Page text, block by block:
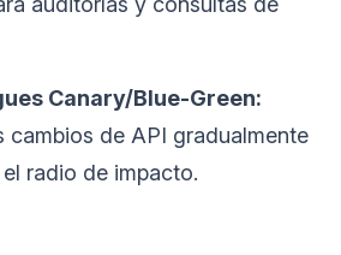
Canary/Blue-Green:
cambios de API gradualmente
radio de impacto.